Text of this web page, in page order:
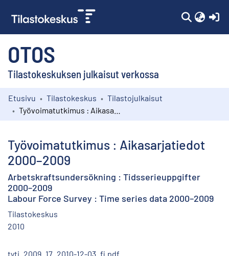
OTOS
Tilastokeskuksen julkaisut verkossa
Kokoelmat
Etusivu Tilastokeskus
Tilastojulkaisut
Työvoimatutkimus : Aikasarjatiedot
2000–2009
Arbetskraftsundersökning : Tidsserieuppgifter
2000–2009
Labour Force Survey : Time series data 2000–2009
Tilastokeskus
2010
tyti_2009_17_2010-12-03_fi.pdf